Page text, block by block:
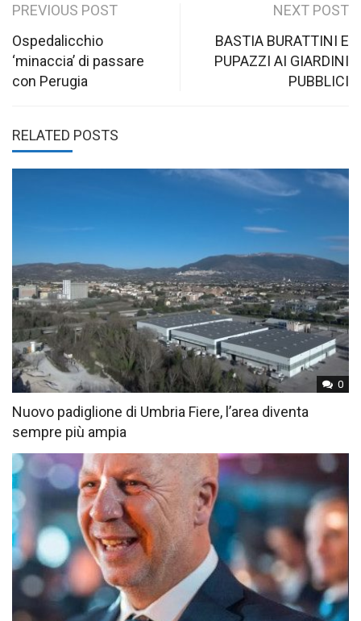
Post
navigation
PREVIOUS POST
Ospedalicchio
‘minaccia’ di passare
con Perugia
NEXT POST
BASTIA BURATTINI E
PUPAZZI AI GIARDINI
PUBBLICI
RELATED POSTS
0
Nuovo padiglione di Umbria Fiere, l’area diventa
sempre più ampia